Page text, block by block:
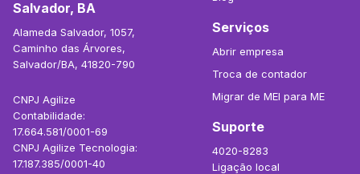
Salvador, BA
Alameda Salvador, 1057,
Caminho das Árvores,
Salvador/BA, 41820-790
CNPJ Agilize
Contabilidade:
17.664.581/0001-69
CNPJ Agilize Tecnologia:
17.187.385/0001-40
Serviços
Abrir empresa
Troca de contador
Migrar de MEI para ME
Suporte
4020-8283
Ligação local